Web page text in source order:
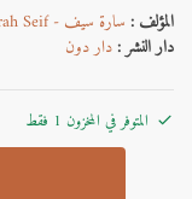
المؤلف : سارة سيف - Sarah Seif
دار النشر :دار دون
المتوفر في المخزون 1 فقط